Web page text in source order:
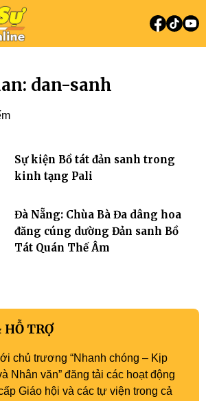
dan-sanh
Sự kiện Bồ tát đản sanh trong
kinh tạng Pali
Đà Nẵng: Chùa Bà Đa dâng hoa
đăng cúng dường Đản sanh Bồ
Tát Quán Thế Âm
TRỢ
chủ trương “Nhanh chóng – Kịp
Nhân văn” đăng tải các hoạt động
Giáo hội và các tự viện trong cả